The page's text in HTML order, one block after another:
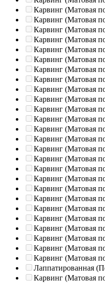
Карвинг (Матовая
Карвинг (Матовая
Карвинг (Матовая
Карвинг (Матовая
Карвинг (Матовая
Карвинг (Матовая
Карвинг (Матовая
Карвинг (Матовая
Карвинг (Матовая
Карвинг (Матовая
Карвинг (Матовая
Карвинг (Матовая
Карвинг (Матовая
Карвинг (Матовая
Карвинг (Матовая
Карвинг (Матовая
Карвинг (Матовая
Карвинг (Матовая
Карвинг (Матовая
Карвинг (Матовая
Карвинг (Матовая
Карвинг (Матовая
Карвинг (Матовая
Карвинг (Матовая
Карвинг (Матовая
Карвинг (Матовая
Лаппатированная
Карвинг (Матовая